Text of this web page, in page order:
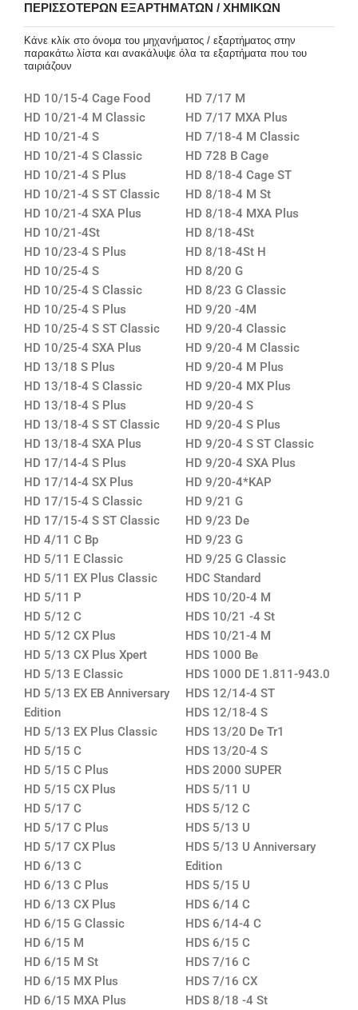
ΠΕΡΙΣΣΌΤΕΡΩΝ ΕΞΑΡΤΗΜΆΤΩΝ / ΧΗΜΙΚΏΝ
Κάνε κλίκ στο όνομα του μηχανήματος / εξαρτήματος στην
παρακάτω λίστα και ανακάλυψε όλα τα εξαρτήματα που του
ταιριάζουν
HD 10/15-4 Cage Food
HD 10/21-4 M Classic
HD 10/21-4 S
HD 10/21-4 S Classic
HD 10/21-4 S Plus
HD 10/21-4 S ST Classic
HD 10/21-4 SXA Plus
HD 10/21-4St
HD 10/23-4 S Plus
HD 10/25-4 S
HD 10/25-4 S Classic
HD 10/25-4 S Plus
HD 10/25-4 S ST Classic
HD 10/25-4 SXA Plus
HD 13/18 S Plus
HD 13/18-4 S Classic
HD 13/18-4 S Plus
HD 13/18-4 S ST Classic
HD 13/18-4 SXA Plus
HD 17/14-4 S Plus
HD 17/14-4 SX Plus
HD 17/15-4 S Classic
HD 17/15-4 S ST Classic
HD 4/11 C Bp
HD 5/11 E Classic
HD 5/11 EX Plus Classic
HD 5/11 P
HD 5/12 C
HD 5/12 CX Plus
HD 5/13 CX Plus Xpert
HD 5/13 E Classic
HD 5/13 EX EB Anniversary
Edition
HD 5/13 EX Plus Classic
HD 5/15 C
HD 5/15 C Plus
HD 5/15 CX Plus
HD 5/17 C
HD 5/17 C Plus
HD 5/17 CX Plus
HD 6/13 C
HD 6/13 C Plus
HD 6/13 CX Plus
HD 6/15 G Classic
HD 6/15 M
HD 6/15 M St
HD 6/15 MX Plus
HD 6/15 MXA Plus
HD 7/17 M
HD 7/17 MXA Plus
HD 7/18-4 M Classic
HD 728 B Cage
HD 8/18-4 Cage ST
HD 8/18-4 M St
HD 8/18-4 MXA Plus
HD 8/18-4St
HD 8/18-4St H
HD 8/20 G
HD 8/23 G Classic
HD 9/20 -4M
HD 9/20-4 Classic
HD 9/20-4 M Classic
HD 9/20-4 M Plus
HD 9/20-4 MX Plus
HD 9/20-4 S
HD 9/20-4 S Plus
HD 9/20-4 S ST Classic
HD 9/20-4 SXA Plus
HD 9/20-4*KAP
HD 9/21 G
HD 9/23 De
HD 9/23 G
HD 9/25 G Classic
HDC Standard
HDS 10/20-4 M
HDS 10/21 -4 St
HDS 10/21-4 M
HDS 1000 Be
HDS 1000 DE 1.811-943.0
HDS 12/14-4 ST
HDS 12/18-4 S
HDS 13/20 De Tr1
HDS 13/20-4 S
HDS 2000 SUPER
HDS 5/11 U
HDS 5/12 C
HDS 5/13 U
HDS 5/13 U Anniversary
Edition
HDS 5/15 U
HDS 6/14 C
HDS 6/14-4 C
HDS 6/15 C
HDS 7/16 C
HDS 7/16 CX
HDS 8/18 -4 St